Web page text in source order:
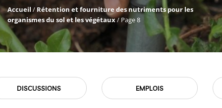
Accueil / Rétention et fourniture des nutriments pour les
organismes du sol et les végétaux/ Page 8
EMPLOIS EVÉNEMENTS